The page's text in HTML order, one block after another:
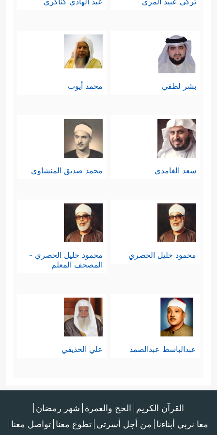
بشر لطفي محمد أيوب
سعد الغامدي محمد صديق المنشاوي
محمود خليل الحصري
محمود خليل الحصري -
المصحف المعلم
عبدالباسط عبدالصمد علي الحذيفي
القرآن الكريم الحج والعمرة شهر رمضان
معا نربي أبناءنا من أجل أسرتي تطوع معنا تواصل معنا